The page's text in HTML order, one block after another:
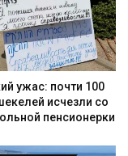
ужас: почти 100
исчезли со
пенсионерки